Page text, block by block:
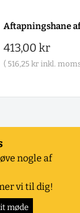
Aftapningshane
Salgspris
413,00 kr
( 516,25 krinkl.
nogle af
vi til dig!
møde